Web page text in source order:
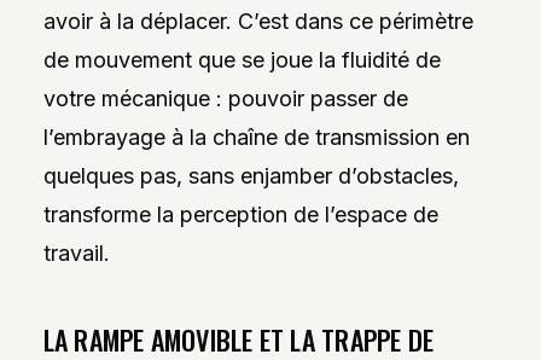
avoir à la déplacer. C’est dans ce périmètre
de mouvement que se joue la fluidité de
votre mécanique : pouvoir passer de
l’embrayage à la chaîne de transmission en
quelques pas, sans enjamber d’obstacles,
transforme la perception de l’espace de
travail.
LA RAMPE AMOVIBLE ET LA TRAPPE DE